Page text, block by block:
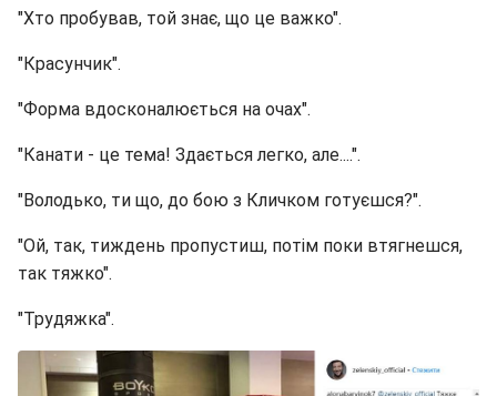
"Хто пробував, той знає, що це важко".
"Красунчик".
"Форма вдосконалюється на очах".
"Канати - це тема! Здається легко, але....".
"Володько, ти що, до бою з Кличком готуєшся?".
"Ой, так, тиждень пропустиш, потім поки втягнешся,
так тяжко".
"Трудяжка".